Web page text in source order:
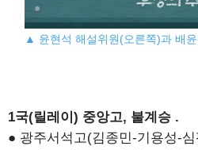
▲ 윤현석 해설위원(오른쪽)과 배윤
1국(릴레이) 중앙고, 불계승 .
● 광주서석고(김종민-기용성-